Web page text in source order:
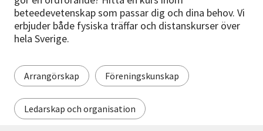
beteedevetenskap som passar dig och dina behov. Vi
erbjuder både fysiska träffar och distanskurser över
hela Sverige.
Arrangörskap Föreningskunskap
Ledarskap och organisation